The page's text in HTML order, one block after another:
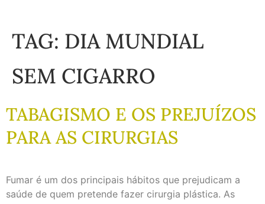
TAG: DIA MUNDIAL
SEM CIGARRO
TABAGISMO E OS PREJUÍZOS
PARA AS CIRURGIAS
Fumar é um dos principais hábitos que prejudicam a
saúde de quem pretende fazer cirurgia plástica. As